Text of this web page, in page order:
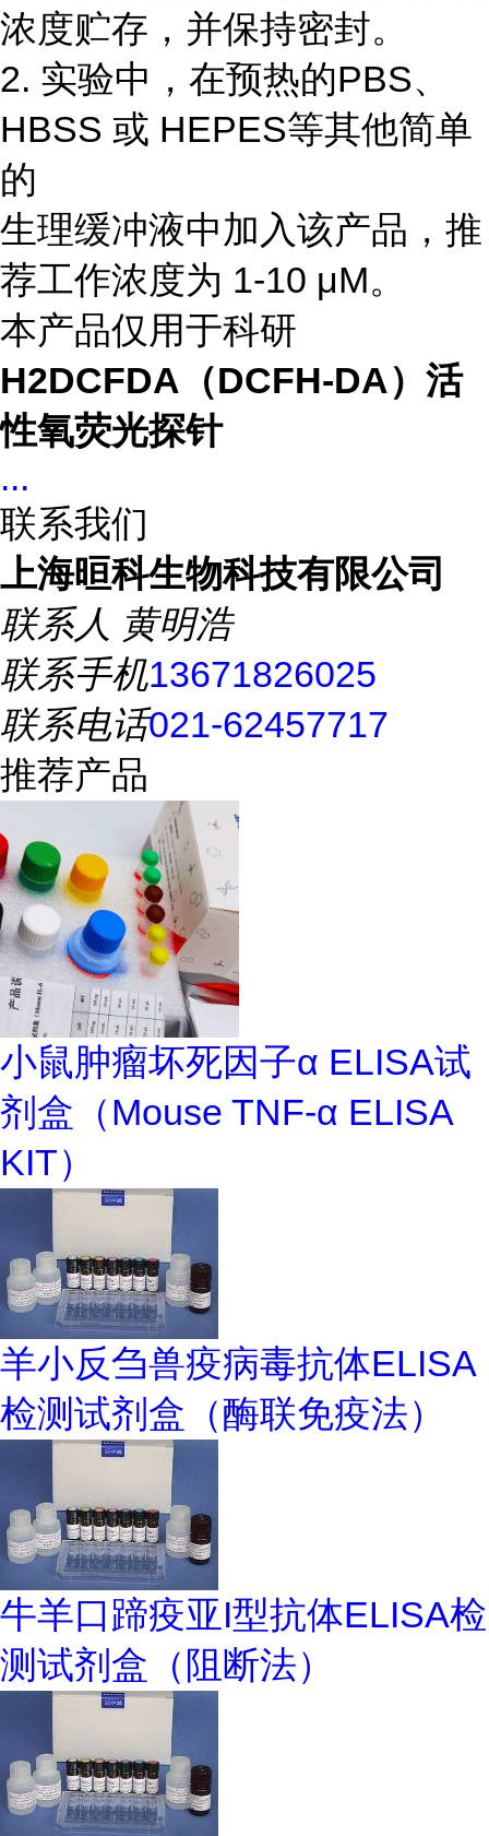
浓度贮存，并保持密封。
2. 实验中，在预热的PBS、
HBSS 或 HEPES等其他简单
的
生理缓冲液中加入该产品，推
荐工作浓度为 1-10 μM。
本产品仅用于科研
H2DCFDA（DCFH-DA）活
性氧荧光探针
...
联系我们
上海晅科生物科技有限公司
联系人 黄明浩
联系手机13671826025
联系电话021-62457717
推荐产品
小鼠肿瘤坏死因子α ELISA试
剂盒（Mouse TNF-α ELISA
KIT）
羊小反刍兽疫病毒抗体ELISA
检测试剂盒（酶联免疫法）
牛羊口蹄疫亚I型抗体ELISA检
测试剂盒（阻断法）